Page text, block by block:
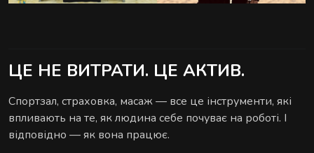
ЦЕ НЕ ВИТРАТИ. ЦЕ АКТИВ.
Спортзал, страховка, масаж — все це інструменти, які
впливають на те, як людина себе почуває на роботі. І
відповідно — як вона працює.